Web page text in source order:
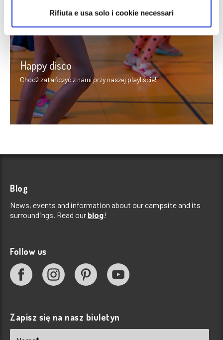
Rifiuta e usa solo i cookie necessari
Happy disco
Chodź zatańczyć z nami przy naszej playliście!
Blog
News, events and information about our campsite and its
surroundings. Read our blog!
Follow us
Zapisz się na nasz biuletyn